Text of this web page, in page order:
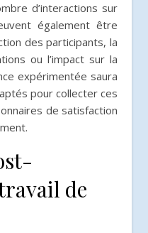
d’interactions sur
également être
des participants, la
ou l’impact sur la
expérimentée saura
pour collecter ces
de satisfaction
de